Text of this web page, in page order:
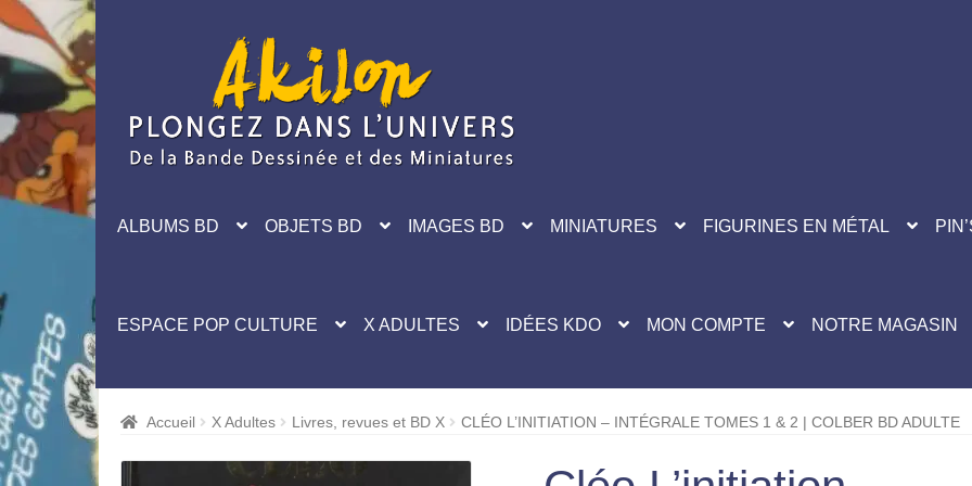
navigation
ALBUMS BD OBJETS BD IMAGES BD MINIATURES FIGURINES EN MÉTAL
ESPACE POP CULTURE X ADULTES IDÉES KDO MON COMPTE NOTRE MAGASIN
Accueil X Adultes Livres, revues et BD X CLÉO L’INITIATION – INTÉGRALE TOMES 1 & 2 | COLBER BD ADULTE